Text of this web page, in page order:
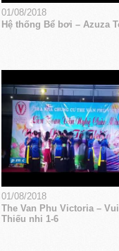
01/08/2018
Hệ thống Bể bơi – Azuza
01/08/2018
The Van Phu Victoria –
Thiếu nhi 1-6